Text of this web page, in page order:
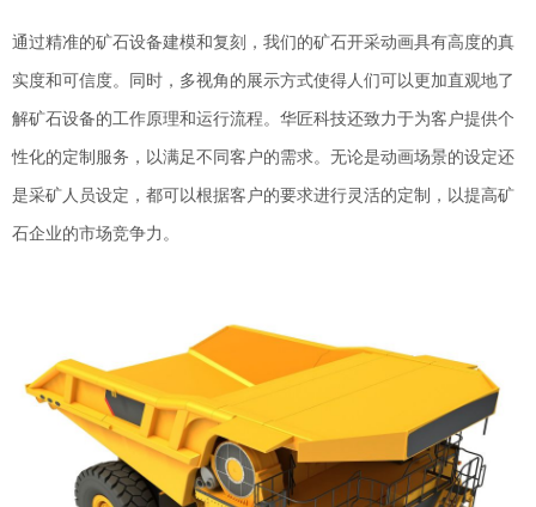
通过精准的矿石设备建模和复刻，我们的矿石开采动画具有高度的真
实度和可信度。同时，多视角的展示方式使得人们可以更加直观地了
解矿石设备的工作原理和运行流程。华匠科技还致力于为客户提供个
性化的定制服务，以满足不同客户的需求。无论是动画场景的设定还
是采矿人员设定，都可以根据客户的要求进行灵活的定制，以提高矿
石企业的市场竞争力。